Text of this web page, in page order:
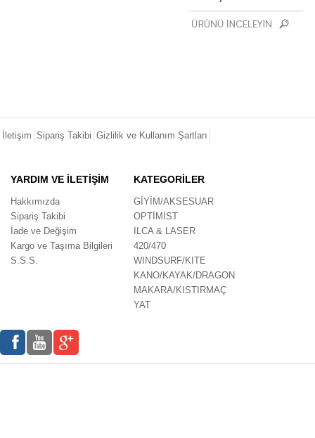
İletişim Sipariş Takibi Gizlilik ve Kullanım Şartları
YARDIM VE İLETİŞİM
Hakkımızda
Sipariş Takibi
İade ve Değişim
Kargo ve Taşıma Bilgileri
S.S.S.
KATEGORİLER
GİYİM/AKSESUAR
OPTİMİST
ILCA & LASER
420/470
WINDSURF/KITE
KANO/KAYAK/DRAGON
MAKARA/KISTIRMAÇ
YAT